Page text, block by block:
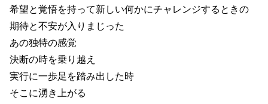
希望と覚悟を持って新しい何かにチャレンジするときの
期待と不安が入りまじった
あの独特の感覚
決断の時を乗り越え
実行に一歩足を踏み出した時
そこに湧き上がる